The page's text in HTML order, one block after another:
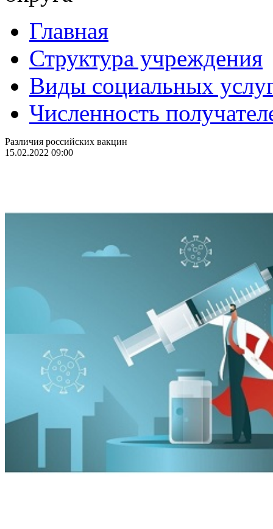
Главная
Структура учреждения
Виды социальных
Численность
Различия российских вакцин
15.02.2022 09:00